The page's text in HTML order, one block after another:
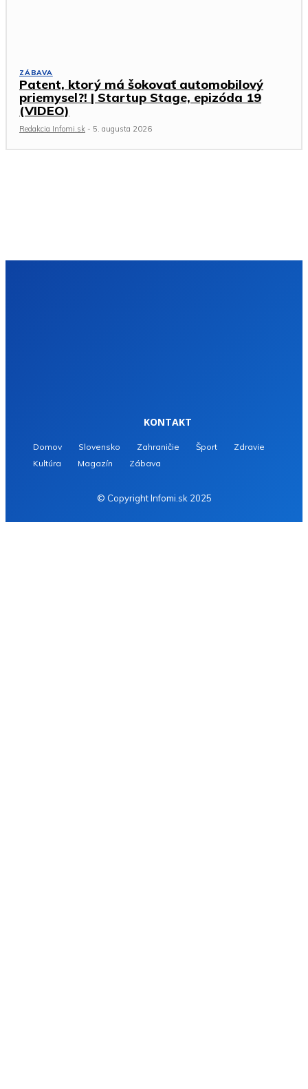
ZÁBAVA
Patent, ktorý má šokovať automobilový
priemysel?! | Startup Stage, epizóda 19
(VIDEO)
Redakcia Infomi.sk - 5. augusta 2026
KONTAKT
Domov Slovensko Zahraničie Šport
Zdravie
Kultúra
Magazín Zábava
© Copyright Infomi.sk 2025